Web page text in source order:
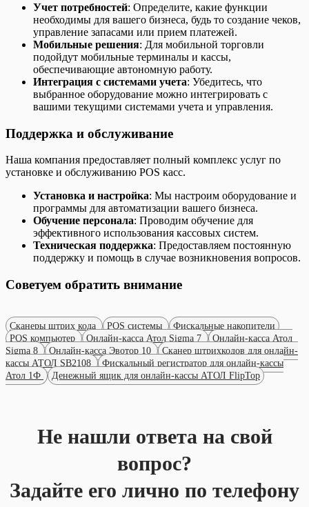
Учет потребностей: Определите, какие функции
необходимы для вашего бизнеса, будь то создание чеков,
управление запасами или прием платежей.
Мобильные решения: Для мобильной торговли
подойдут мобильные терминалы и кассы,
обеспечивающие автономную работу.
Интеграция с системами учета: Убедитесь, что
выбранное оборудование можно интегрировать с
вашими текущими системами учета и управления.
Поддержка и обслуживание
Наша компания предоставляет полный комплекс услуг по
установке и обслуживанию POS касс.
Установка и настройка: Мы настроим оборудование и
программы для автоматизации вашего бизнеса.
Обучение персонала: Проводим обучение для
эффективного использования кассовых систем.
Техническая поддержка: Предоставляем постоянную
поддержку и помощь в случае возникновения вопросов.
Советуем обратить внимание
Сканеры штрих кода POS системы
Фискальные накопители
POS компьютер
Онлайн-касса Атол Sigma 7
Онлайн-касса Атол
Sigma 8
Онлайн-касса Эвотор 10
Сканер штрихкодов для онлайн-
кассы АТОЛ SB2108
Фискальный регистратор для онлайн-кассы
Атол 1Ф
Денежный ящик для онлайн-кассы АТОЛ FlipTop
Не нашли ответа на свой
вопрос?
Задайте его лично по телефону